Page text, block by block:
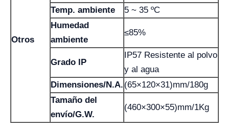
Otros
Temp. ambiente
5 ~ 35 ºC
Humedad
ambiente
≤85%
Grado IP
IP57 Resistente al polvo
y al agua
Dimensiones/N.A. (65×120×31)mm/180g
Tamaño del
envío/G.W.
(460×300×55)mm/1Kg